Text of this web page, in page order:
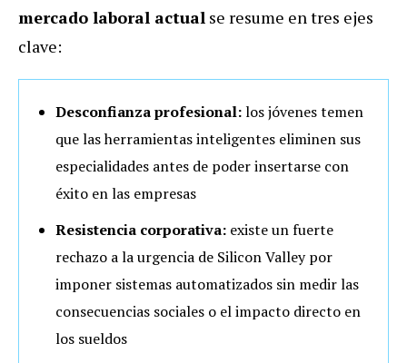
mercado laboral actual se resume en tres ejes
clave:
Desconfianza profesional:los jóvenes temen
que las herramientas inteligentes eliminen sus
especialidades antes de poder insertarse con
éxito en las empresas
Resistencia corporativa: existe un fuerte
rechazo a la urgencia de Silicon Valley por
imponer sistemas automatizados sin medir las
consecuencias sociales o el impacto directo en
los sueldos